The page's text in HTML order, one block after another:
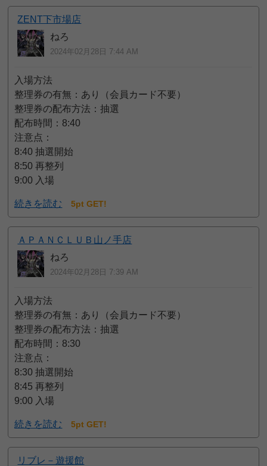
ZENT下市場店
ねろ
2024年02月28日 7:44 AM
入場方法
整理券の有無：あり（会員カード不要）
整理券の配布方法：抽選
配布時間：8:40
注意点：
8:40 抽選開始
8:50 再整列
9:00 入場
続きを読む 5pt GET!
ＡＰＡＮＣＬＵＢ山ノ手店
ねろ
2024年02月28日 7:39 AM
入場方法
整理券の有無：あり（会員カード不要）
整理券の配布方法：抽選
配布時間：8:30
注意点：
8:30 抽選開始
8:45 再整列
9:00 入場
続きを読む 5pt GET!
リブレ－遊援館